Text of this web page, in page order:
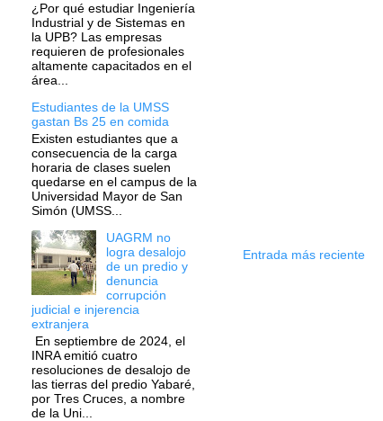
Entrada más reciente
¿Por qué estudiar Ingeniería
Industrial y de Sistemas en
la UPB? Las empresas
requieren de profesionales
altamente capacitados en el
área...
Estudiantes de la UMSS
gastan Bs 25 en comida
Existen estudiantes que a
consecuencia de la carga
horaria de clases suelen
quedarse en el campus de la
Universidad Mayor de San
Simón (UMSS...
UAGRM no
logra desalojo
de un predio y
denuncia
corrupción
judicial e injerencia
extranjera
En septiembre de 2024, el
INRA emitió cuatro
resoluciones de desalojo de
las tierras del predio Yabaré,
por Tres Cruces, a nombre
de la Uni...